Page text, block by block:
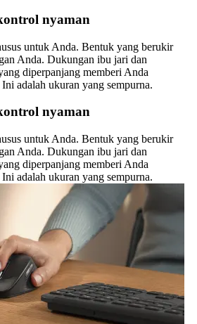
nyaman
untuk Anda. Bentuk yang berukir
Anda. Dukungan ibu jari dan
diperpanjang memberi Anda
adalah ukuran yang sempurna.
nyaman
untuk Anda. Bentuk yang berukir
Anda. Dukungan ibu jari dan
diperpanjang memberi Anda
adalah ukuran yang sempurna.